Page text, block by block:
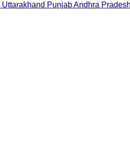
Uttarakhand PunjabAndhra Pradesh